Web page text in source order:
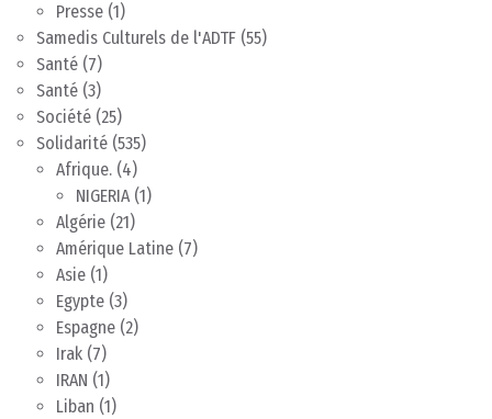
Presse (1)
Samedis Culturels de l'ADTF (55)
Santé (7)
Santé (3)
Société (25)
Solidarité (535)
Afrique. (4)
NIGERIA(1)
Algérie (21)
Amérique Latine (7)
Asie (1)
Egypte (3)
Espagne (2)
Irak (7)
IRAN (1)
Liban (1)